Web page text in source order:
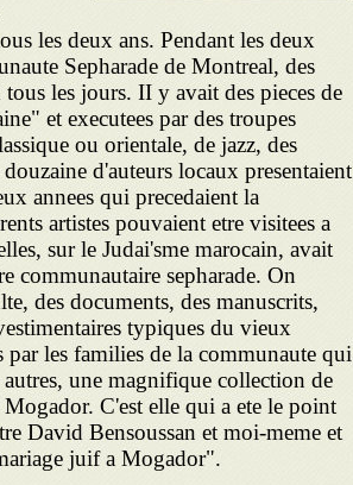
les deux ans. Pendant les deux
Sepharade de Montreal, des
les jours. II y avait des pieces de
et executees par des troupes
ou orientale, de jazz, des
d'auteurs locaux presentaient
annees qui precedaient la
artistes pouvaient etre visitees a
sur le Judai'sme marocain, avait
communautaire sepharade. On
des documents, des manuscrits,
typiques du vieux
par les families de la communaute qui
autres, une magnifique collection de
C'est elle qui a ete le point
David Bensoussan et moi-meme et
juif a Mogador".